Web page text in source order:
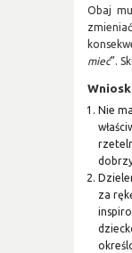
Obaj
mieć”.
Nie
za